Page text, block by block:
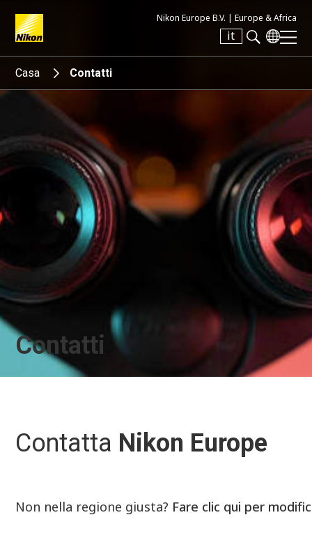
Nikon Europe B.V. | Europe & Africa
it
Search keyword(s)
Casa Contatti
Contatti
Contatta Nikon Europe
Non nella regione giusta? Fare clic qui per